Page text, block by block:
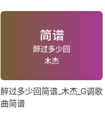
醉过多少回简谱_木杰_G调歌
曲简谱